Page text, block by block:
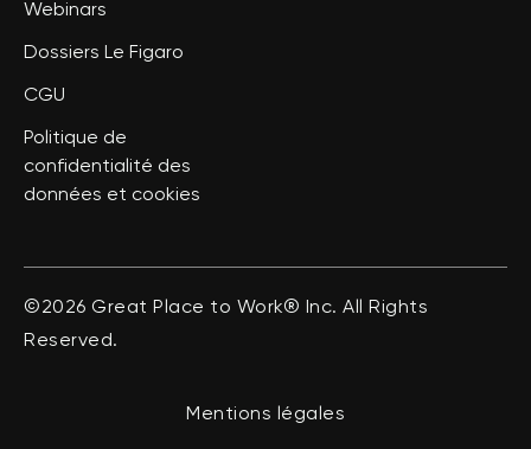
Webinars
Dossiers Le Figaro
CGU
Politique de
confidentialité des
données et cookies
©2026 Great Place to Work® Inc. All Rights
Reserved.
Mentions légales